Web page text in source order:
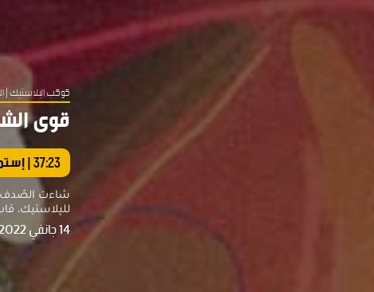
كوكب البلاستيك|
قوى
37:23
|
شاءت الصّدف
للپلاستيك،
14 جانفي 2022